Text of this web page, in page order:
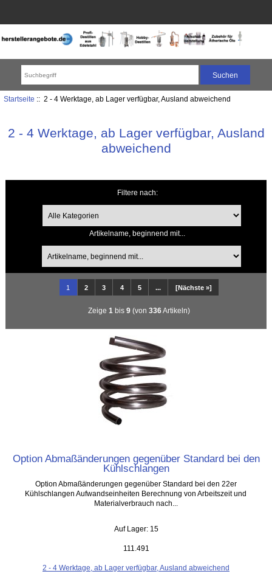
Startseite :: 2 - 4 Werktage, ab Lager verfügbar, Ausland abweichend
2 - 4 Werktage, ab Lager verfügbar, Ausland
abweichend
Filtere nach:
Artikelname, beginnend mit...
1 2 3 4 5 ... [Nächste »]
Zeige 1 bis 9 (von 336Artikeln)
Option Abmaßänderungen gegenüber Standard bei den
Kühlschlangen
Option Abmaßänderungen gegenüber Standard bei den 22er
Kühlschlangen Aufwandseinheiten Berechnung von Arbeitszeit und
Materialverbrauch nach...
Auf Lager: 15
111.491
2 - 4 Werktage, ab Lager verfügbar, Ausland abweichend